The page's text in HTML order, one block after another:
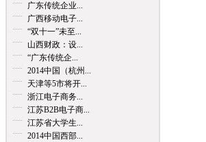
广东传统企业...
广西移动电子...
“双十一”未至...
山西财政：设...
“广东传统企...
2014中国（杭州...
天津等5市将开...
浙江电子商务...
江苏B2B电子商...
江苏省大学生...
2014中国西部...